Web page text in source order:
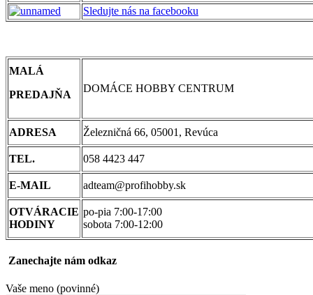
Sledujte nás na facebooku
MALÁ
PREDAJŇA
DOMÁCE HOBBY CENTRUM
ADRESA Železničná 66, 05001, Revúca
TEL. 058 4423 447
E-MAIL adteam@profihobby.sk
OTVÁRACIE
HODINY
po-pia 7:00-17:00
sobota 7:00-12:00
Zanechajte nám odkaz
Vaše meno (povinné)